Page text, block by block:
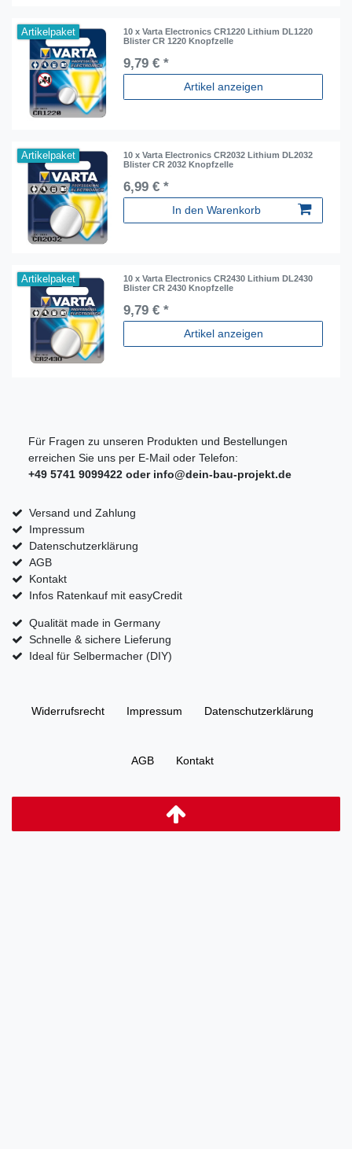
Artikelpaket
10 x Varta Electronics CR1220 Lithium DL1220
Blister CR 1220 Knopfzelle
9,79 € *
Artikel anzeigen
Artikelpaket
10 x Varta Electronics CR2032 Lithium DL2032
Blister CR 2032 Knopfzelle
6,99 € *
In den Warenkorb
Artikelpaket
10 x Varta Electronics CR2430 Lithium DL2430
Blister CR 2430 Knopfzelle
9,79 € *
Artikel anzeigen
Für Fragen zu unseren Produkten und Bestellungen
erreichen Sie uns per E-Mail oder Telefon:
+49 5741 9099422 oder info@dein-bau-projekt.de
Versand und Zahlung
Impressum
Datenschutzerklärung
AGB
Kontakt
Infos Ratenkauf mit easyCredit
Qualität made in Germany
Schnelle & sichere Lieferung
Ideal für Selbermacher (DIY)
Widerrufs­recht Impressum Daten­schutz­erklärung
AGB Kontakt